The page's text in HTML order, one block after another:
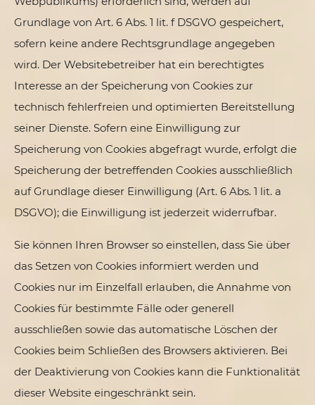
Grundlage von Art. 6 Abs. 1 lit. f DSGVO gespeichert,
sofern keine andere Rechtsgrundlage angegeben
wird. Der Websitebetreiber hat ein berechtigtes
Interesse an der Speicherung von Cookies zur
technisch fehlerfreien und optimierten Bereitstellung
seiner Dienste. Sofern eine Einwilligung zur
Speicherung von Cookies abgefragt wurde, erfolgt die
Speicherung der betreffenden Cookies ausschließlich
auf Grundlage dieser Einwilligung (Art. 6 Abs. 1 lit. a
DSGVO); die Einwilligung ist jederzeit widerrufbar.
Sie können Ihren Browser so einstellen, dass Sie über
das Setzen von Cookies informiert werden und
Cookies nur im Einzelfall erlauben, die Annahme von
Cookies für bestimmte Fälle oder generell
ausschließen sowie das automatische Löschen der
Cookies beim Schließen des Browsers aktivieren. Bei
der Deaktivierung von Cookies kann die Funktionalität
dieser Website eingeschränkt sein.